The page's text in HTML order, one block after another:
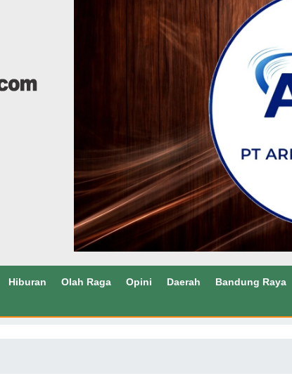
Hiburan Olah Raga Opini Daerah Bandung Raya